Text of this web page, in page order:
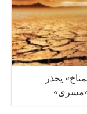
يحذر
«مسرى»